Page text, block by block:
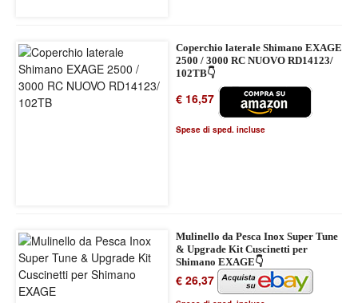
Coperchio laterale Shimano EXAGE
2500 / 3000 RC NUOVO RD14123/
102TB👇
€ 16,57
Spese di sped. incluse
Mulinello da Pesca Inox Super Tune
& Upgrade Kit Cuscinetti per
Shimano EXAGE👇
€ 26,37